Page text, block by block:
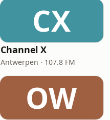
CX
Channel X
Antwerpen · 107.8 FM
OW